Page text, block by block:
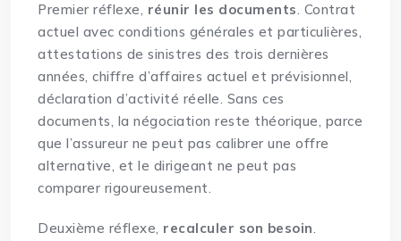
Premier réflexe, réunir les documents. Contrat
actuel avec conditions générales et particulières,
attestations de sinistres des trois dernières
années, chiffre d’affaires actuel et prévisionnel,
déclaration d’activité réelle. Sans ces
documents, la négociation reste théorique, parce
que l’assureur ne peut pas calibrer une offre
alternative, et le dirigeant ne peut pas
comparer rigoureusement.
Deuxième réflexe, recalculer son besoin.